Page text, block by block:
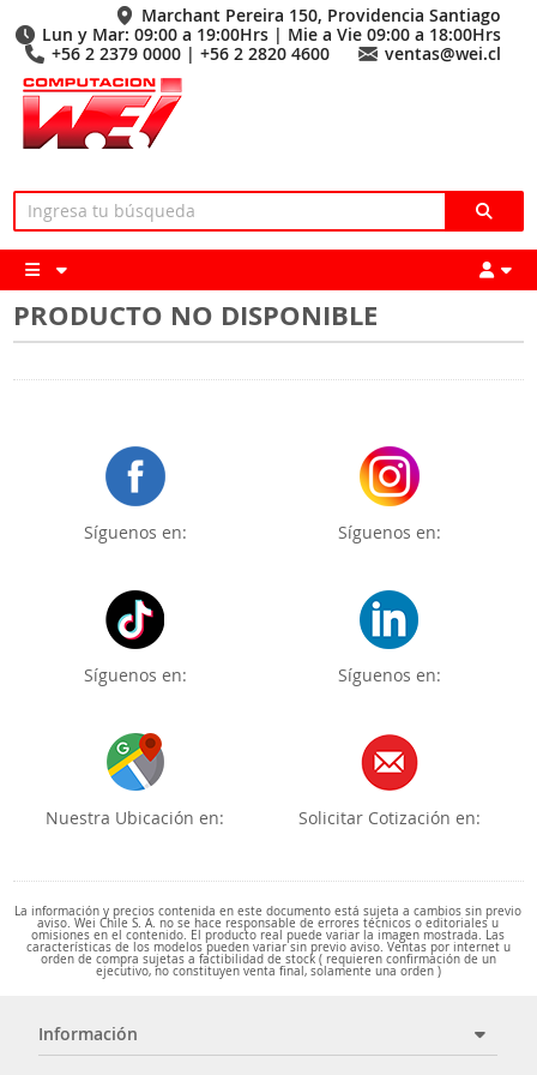
Marchant Pereira 150, Providencia Santiago
Lun y Mar: 09:00 a 19:00Hrs | Mie a Vie 09:00 a 18:00Hrs
+56 2 2379 0000 | +56 2 2820 4600
ventas@wei.cl
PRODUCTO NO DISPONIBLE
Síguenos en: Síguenos en:
Síguenos en: Síguenos en:
Nuestra Ubicación en: Solicitar Cotización en:
La información y precios contenida en este documento está sujeta a cambios sin previo
aviso. Wei Chile S. A. no se hace responsable de errores técnicos o editoriales u
omisiones en el contenido. El producto real puede variar la imagen mostrada. Las
características de los modelos pueden variar sin previo aviso. Ventas por internet u
orden de compra sujetas a factibilidad de stock ( requieren confirmación de un
ejecutivo, no constituyen venta final, solamente una orden )
Información